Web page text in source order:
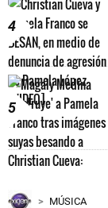
4
5
MÚSICA